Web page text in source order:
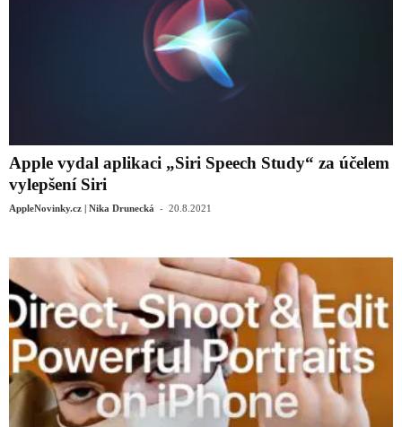
Apple vydal aplikaci „Siri Speech Study“ za účelem
vylepšení Siri
AppleNovinky.cz | Nika Drunecká - 20.8.2021